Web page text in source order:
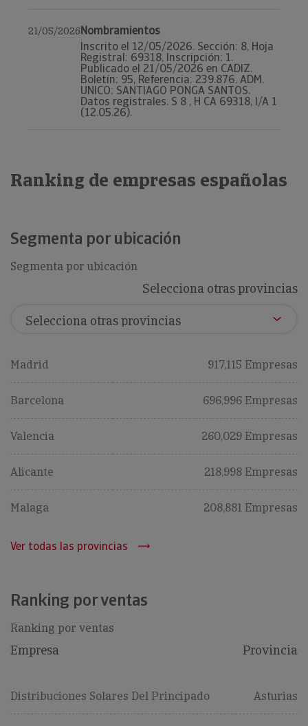
21/05/2026Nombramientos
Inscrito el 12/05/2026. Sección: 8, Hoja
Registral: 69318, Inscripción: 1.
Publicado el 21/05/2026 en CADIZ.
Boletín: 95, Referencia: 239.876. ADM.
UNICO: SANTIAGO PONGA SANTOS.
Datos registrales. S 8 , H CA 69318, I/A 1
(12.05.26).
Ranking de empresas españolas
Segmenta por ubicación
Segmenta por ubicación
Selecciona otras provincias
Madrid 917,115 Empresas
Barcelona 696,996 Empresas
Valencia 260,029 Empresas
Alicante 218,998 Empresas
Malaga 208,881 Empresas
Ver todas las provincias
Ranking por ventas
Ranking por ventas
Empresa Provincia
Distribuciones Solares Del Principado Asturias